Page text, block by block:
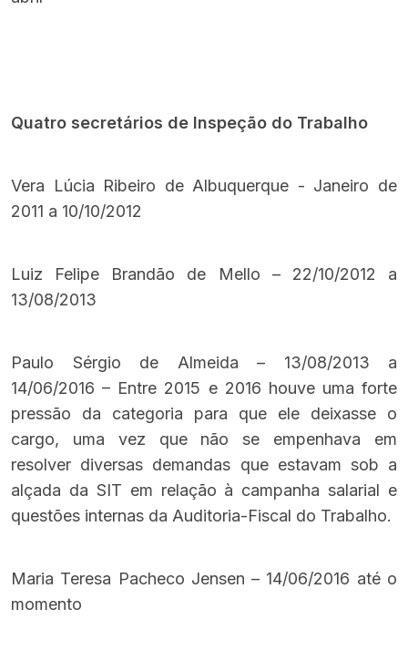
Quatro secretários de Inspeção do Trabalho
Vera Lúcia Ribeiro de Albuquerque - Janeiro de
2011 a 10/10/2012
Luiz Felipe Brandão de Mello – 22/10/2012 a
13/08/2013
Paulo Sérgio de Almeida – 13/08/2013 a
14/06/2016 – Entre 2015 e 2016 houve uma forte
pressão da categoria para que ele deixasse o
cargo, uma vez que não se empenhava em
resolver diversas demandas que estavam sob a
alçada da SIT em relação à campanha salarial e
questões internas da Auditoria-Fiscal do Trabalho.
Maria Teresa Pacheco Jensen – 14/06/2016 até o
momento